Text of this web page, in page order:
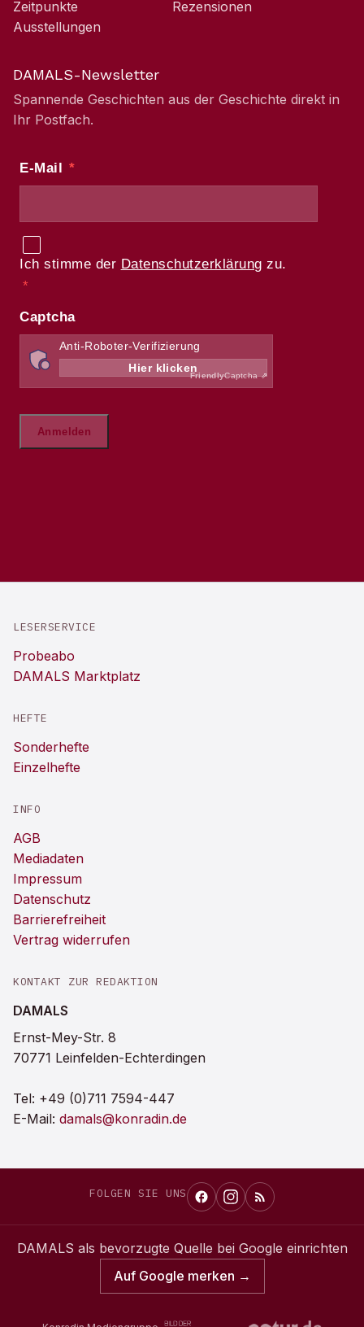
Zeitpunkte
Ausstellungen
Rezensionen
DAMALS-Newsletter
Spannende Geschichten aus der Geschichte direkt in
Ihr Postfach.
LESERSERVICE
Probeabo
DAMALS Marktplatz
HEFTE
Sonderhefte
Einzelhefte
INFO
AGB
Mediadaten
Impressum
Datenschutz
Barrierefreiheit
Vertrag widerrufen
KONTAKT ZUR REDAKTION
DAMALS
Ernst-Mey-Str. 8
70771 Leinfelden-Echterdingen
Tel: +49 (0)711 7594-447
E-Mail: damals@konradin.de
FOLGEN SIE UNS
DAMALS als bevorzugte Quelle bei Google einrichten
Auf Google merken →